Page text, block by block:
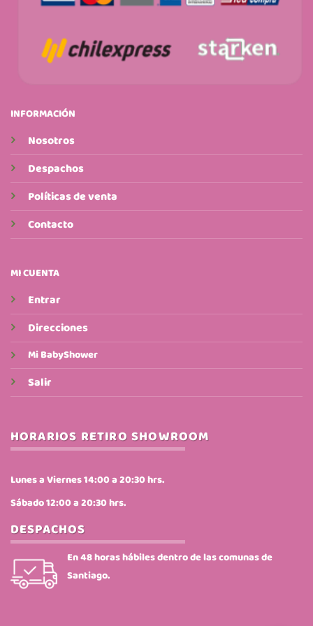
INFORMACIÓN
Nosotros
Despachos
Políticas de venta
Contacto
MI CUENTA
Entrar
Direcciones
Mi BabyShower
Salir
HORARIOS RETIRO SHOWROOM
Lunes a Viernes 14:00 a 20:30 hrs.
Sábado 12:00 a 20:30 hrs.
DESPACHOS
En 48 horas hábiles dentro de las comunas de
Santiago.